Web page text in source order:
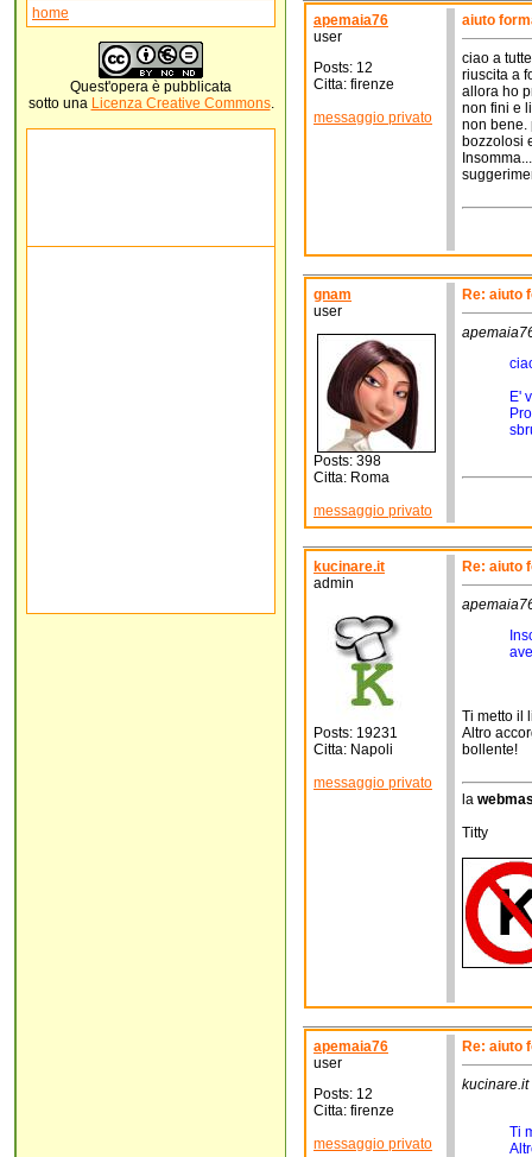
home
Quest'opera è pubblicata
sotto una Licenza Creative Commons.
apemaia76
user
Posts: 12
Citta: firenze
messaggio privato
aiuto
ciao a
riuscita a
allora ho
non fini e
non bene.
bozzolosi
gnam
user
Posts: 398
Citta: Roma
messaggio privato
Re: aiuto
E'
kucinare.it
admin
Posts: 19231
Citta: Napoli
messaggio privato
Re: aiuto
Ti metto il
Altro
bollente!
la
Titty
apemaia76
user
Posts: 12
Citta: firenze
messaggio privato
Re: aiuto
kucinare.it
Ti